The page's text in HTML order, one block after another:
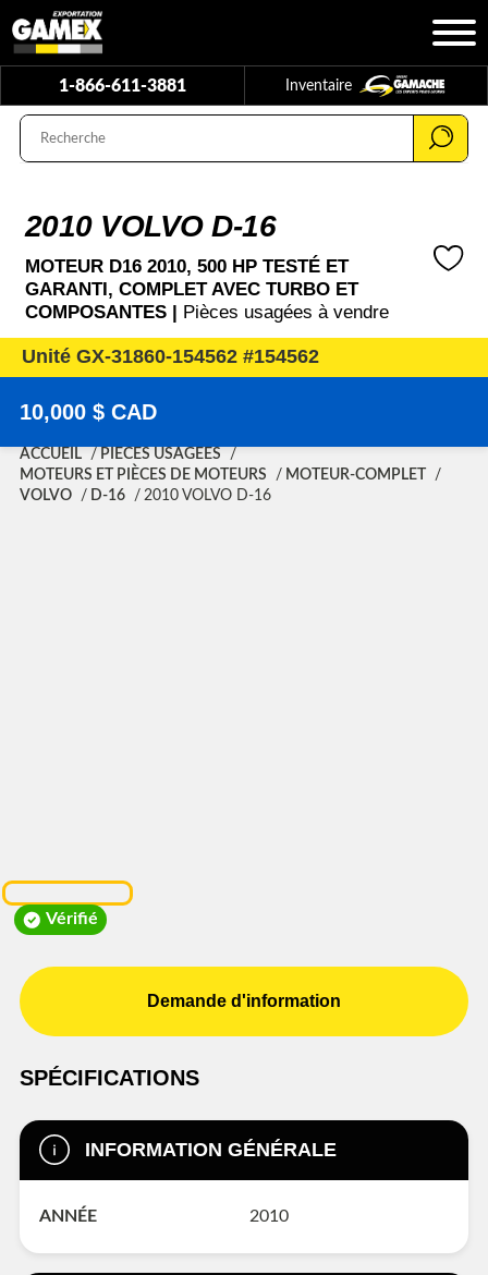
1-866-611-3881 Inventaire
2010 VOLVO D-16
MOTEUR D16 2010, 500 HP TESTÉ ET
GARANTI, COMPLET AVEC TURBO ET
COMPOSANTES | Pièces usagées à vendre
Unité GX-31860-154562 #154562
10,000 $ CAD
ACCUEIL
PIÈCES USAGÉES
MOTEURS ET PIÈCES DE MOTEURS
MOTEUR-COMPLET
VOLVO
D-16 2010 VOLVO D-16
Vérifié
Demande d'information
SPÉCIFICATIONS
INFORMATION GÉNÉRALE
ANNÉE 2010